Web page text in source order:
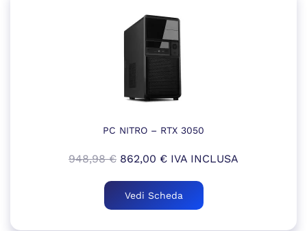
PC NITRO – RTX 3050
948,98€ Il
originale
era:
862,00 €Il
attuale
è:
IVA INCLUSA
Vedi Scheda